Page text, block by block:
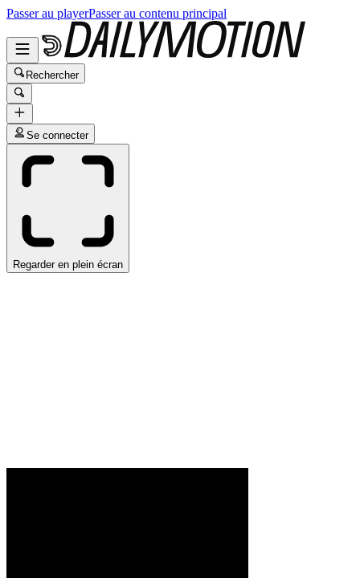
Passer au playerPasser au contenu principal
Rechercher
Se connecter
Regarder en plein écran